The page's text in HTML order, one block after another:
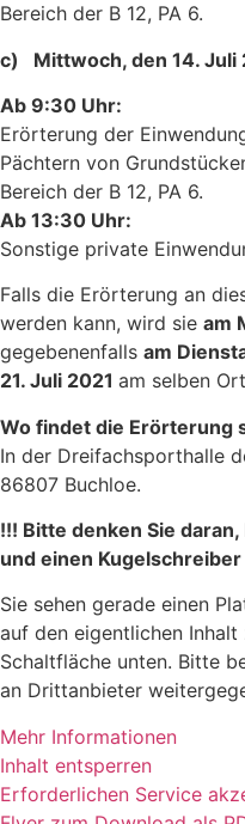
Bereich der B 12, PA 6.
c) Mittwoch, den 14. Juli
Ab 9:30 Uhr:
Erörterung der
Pächtern von
Bereich der B 12, PA 6.
Ab 13:30 Uhr:
Sonstige private
Falls die Erörterung an
werden kann, wird sie am
gegebenenfalls am
21. Juli 2021 am selben
Wo findet die Erörterung
In der Dreifachsporthalle
86807 Buchloe.
!!! Bitte denken Sie
und einen
Sie sehen gerade einen
auf den eigentlichen
Schaltfläche unten. Bitte
an Drittanbieter
Mehr Informationen
Inhalt entsperren
Erforderlichen Service